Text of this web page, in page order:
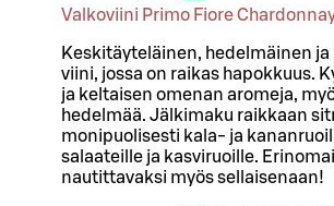
Valkoviini Primo Fiore
Keskitäyteläinen, hedelmäinen
viini, jossa on raikas hapokkuus.
ja keltaisen omenan aromeja,
hedelmää. Jälkimaku raikkaan
monipuolisesti kala- ja
salaateille ja kasviruoille.
nautittavaksi myös sellaisenaan!